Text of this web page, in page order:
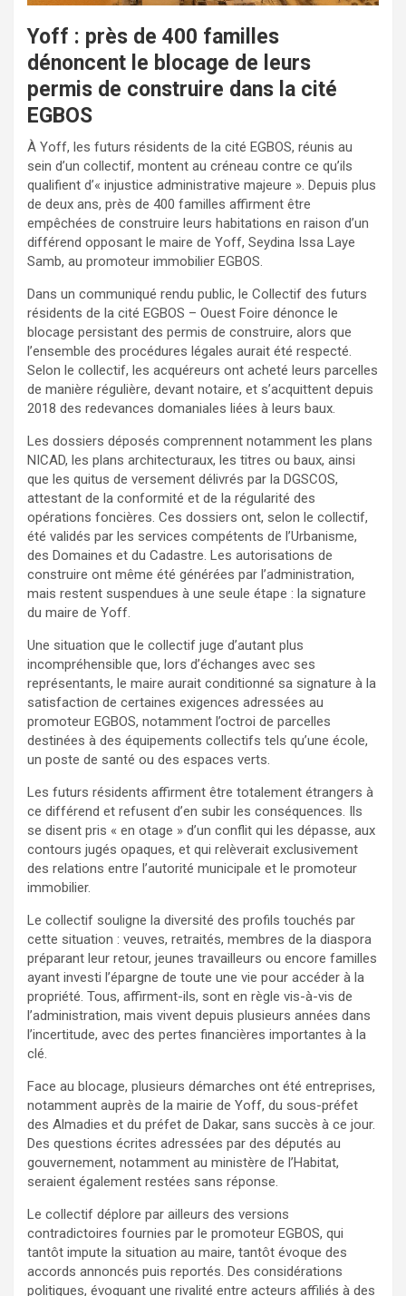
Yoff : près de 400 familles
dénoncent le blocage de leurs
permis de construire dans la cité
EGBOS
À Yoff, les futurs résidents de la cité EGBOS, réunis au
sein d’un collectif, montent au créneau contre ce qu’ils
qualifient d’« injustice administrative majeure ». Depuis plus
de deux ans, près de 400 familles affirment être
empêchées de construire leurs habitations en raison d’un
différend opposant le maire de Yoff, Seydina Issa Laye
Samb, au promoteur immobilier EGBOS.
Dans un communiqué rendu public, le Collectif des futurs
résidents de la cité EGBOS – Ouest Foire dénonce le
blocage persistant des permis de construire, alors que
l’ensemble des procédures légales aurait été respecté.
Selon le collectif, les acquéreurs ont acheté leurs parcelles
de manière régulière, devant notaire, et s’acquittent depuis
2018 des redevances domaniales liées à leurs baux.
Les dossiers déposés comprennent notamment les plans
NICAD, les plans architecturaux, les titres ou baux, ainsi
que les quitus de versement délivrés par la DGSCOS,
attestant de la conformité et de la régularité des
opérations foncières. Ces dossiers ont, selon le collectif,
été validés par les services compétents de l’Urbanisme,
des Domaines et du Cadastre. Les autorisations de
construire ont même été générées par l’administration,
mais restent suspendues à une seule étape : la signature
du maire de Yoff.
Une situation que le collectif juge d’autant plus
incompréhensible que, lors d’échanges avec ses
représentants, le maire aurait conditionné sa signature à la
satisfaction de certaines exigences adressées au
promoteur EGBOS, notamment l’octroi de parcelles
destinées à des équipements collectifs tels qu’une école,
un poste de santé ou des espaces verts.
Les futurs résidents affirment être totalement étrangers à
ce différend et refusent d’en subir les conséquences. Ils
se disent pris « en otage » d’un conflit qui les dépasse, aux
contours jugés opaques, et qui relèverait exclusivement
des relations entre l’autorité municipale et le promoteur
immobilier.
Le collectif souligne la diversité des profils touchés par
cette situation : veuves, retraités, membres de la diaspora
préparant leur retour, jeunes travailleurs ou encore familles
ayant investi l’épargne de toute une vie pour accéder à la
propriété. Tous, affirment-ils, sont en règle vis-à-vis de
l’administration, mais vivent depuis plusieurs années dans
l’incertitude, avec des pertes financières importantes à la
clé.
Face au blocage, plusieurs démarches ont été entreprises,
notamment auprès de la mairie de Yoff, du sous-préfet
des Almadies et du préfet de Dakar, sans succès à ce jour.
Des questions écrites adressées par des députés au
gouvernement, notamment au ministère de l’Habitat,
seraient également restées sans réponse.
Le collectif déplore par ailleurs des versions
contradictoires fournies par le promoteur EGBOS, qui
tantôt impute la situation au maire, tantôt évoque des
accords annoncés puis reportés. Des considérations
politiques, évoquant une rivalité entre acteurs affiliés à des